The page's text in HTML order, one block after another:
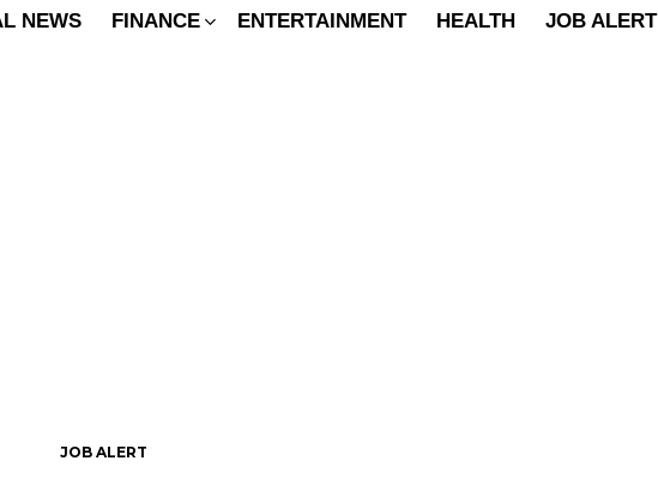
NEWS FINANCE ENTERTAINMENT HEALTH JOB ALERT
JOB ALERT